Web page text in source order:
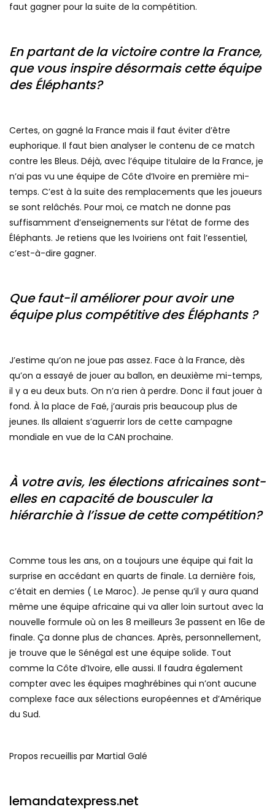
faut gagner pour la suite de la compétition.
En partant de la victoire contre la France,
que vous inspire désormais cette équipe
des Éléphants?
Certes, on gagné la France mais il faut éviter d’être
euphorique. Il faut bien analyser le contenu de ce match
contre les Bleus. Déjà, avec l’équipe titulaire de la France, je
n’ai pas vu une équipe de Côte d’Ivoire en première mi-
temps. C’est à la suite des remplacements que les joueurs
se sont relâchés. Pour moi, ce match ne donne pas
suffisamment d’enseignements sur l’état de forme des
Éléphants. Je retiens que les Ivoiriens ont fait l’essentiel,
c’est-à-dire gagner.
Que faut-il améliorer pour avoir une
équipe plus compétitive des Éléphants ?
J’estime qu’on ne joue pas assez. Face à la France, dès
qu’on a essayé de jouer au ballon, en deuxième mi-temps,
il y a eu deux buts. On n’a rien à perdre. Donc il faut jouer à
fond. À la place de Faé, j’aurais pris beaucoup plus de
jeunes. Ils allaient s’aguerrir lors de cette campagne
mondiale en vue de la CAN prochaine.
À votre avis, les élections africaines sont-
elles en capacité de bousculer la
hiérarchie à l’issue de cette compétition?
Comme tous les ans, on a toujours une équipe qui fait la
surprise en accédant en quarts de finale. La dernière fois,
c’était en demies ( Le Maroc). Je pense qu’il y aura quand
même une équipe africaine qui va aller loin surtout avec la
nouvelle formule où on les 8 meilleurs 3e passent en 16e de
finale. Ça donne plus de chances. Après, personnellement,
je trouve que le Sénégal est une équipe solide. Tout
comme la Côte d’Ivoire, elle aussi. Il faudra également
compter avec les équipes maghrébines qui n’ont aucune
complexe face aux sélections européennes et d’Amérique
du Sud.
Propos recueillis par Martial Galé
lemandatexpress.net